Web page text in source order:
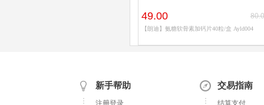
49.00
【朗迪】氨糖软骨素加钙片40粒/盒 Ayld004
新手帮助
注册登录
交易指南
结算支付